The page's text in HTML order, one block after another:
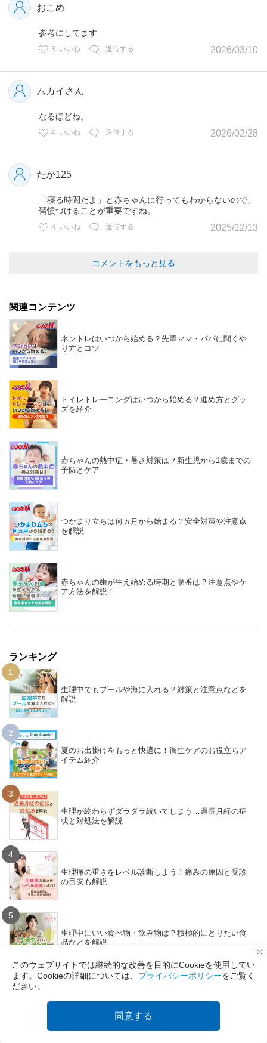
おこめ
参考にしてます
3 いいね 返信する 2026/03/10
ムカイさん
なるほどね。
4 いいね 返信する 2026/02/28
たか125
「寝る時間だよ」と赤ちゃんに行ってもわからないので、
習慣づけることが重要ですね。
3 いいね 返信する 2025/12/13
コメントをもっと見る
関連コンテンツ
ネントレはいつから始める？先輩ママ・パパに聞くや
り方とコツ
トイレトレーニングはいつから始める？進め方とグッ
ズを紹介
赤ちゃんの熱中症・暑さ対策は？新生児から1歳までの
予防とケア
つかまり立ちは何ヵ月から始まる？安全対策や注意点
を解説
赤ちゃんの歯が生え始める時期と順番は？注意点やケ
ア方法を解説！
ランキング
1
生理中でもプールや海に入れる？対策と注意点などを
解説
2
夏のお出掛けをもっと快適に！衛生ケアのお役立ちア
イテム紹介
3
生理が終わらずダラダラ続いてしまう…過長月経の症
状と対処法を解説
4
生理痛の重さをレベル診断しよう！痛みの原因と受診
の目安も解説
5
生理中にいい食べ物・飲み物は？積極的にとりたい食
品などを解説
新着コンテンツ
このウェブサイトでは継続的な改善を目的にCookieを使用してい
ます。Cookieの詳細については、 プライバシーポリシーをご覧く
ださい。
同意する